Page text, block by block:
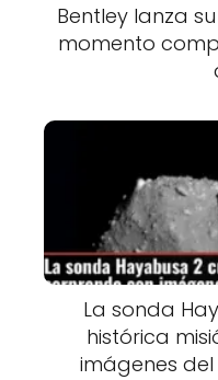
Bentley lanza
momento
La sonda
histórica
imágenes